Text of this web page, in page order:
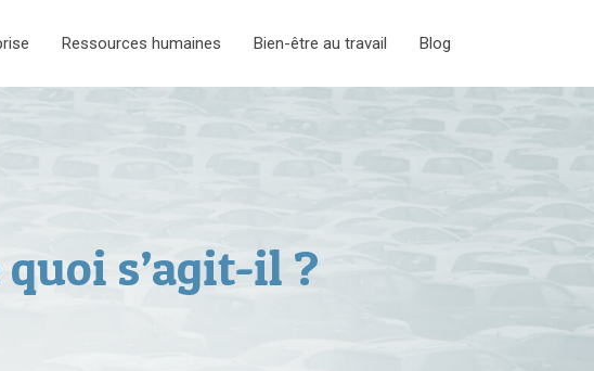
Ressources humaines Bien-être au travail Blog
s’agit-il ?